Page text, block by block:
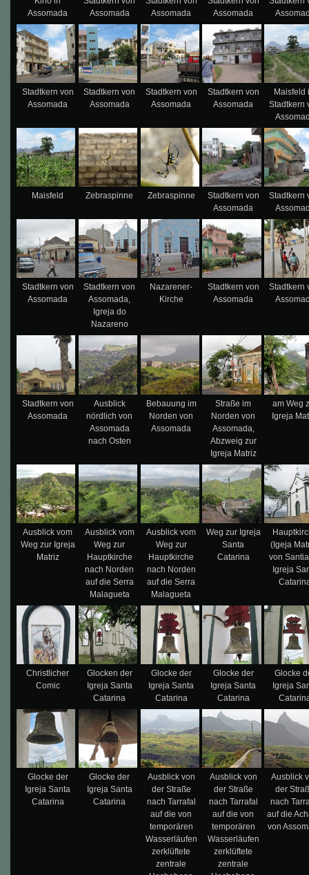
Assomada
Assomada
Assomada
Assomada
Stadtkern von
Assomada
Stadtkern von
Assomada
Stadtkern von
Assomada
Stadtkern von
Assomada
Maisfeld
Stadtkern
Maisfeld Zebraspinne Zebraspinne
Stadtkern von
Assomada
Stadtkern
Stadtkern von
Assomada
Stadtkern von
Assomada,
Igreja do
Nazareno
Nazarener-
Kirche
Stadtkern von
Assomada
Stadtkern
Stadtkern von
Assomada
Ausblick
nördlich von
Assomada
nach Osten
Bebauung im
Norden von
Assomada
Straße im
Norden von
Assomada,
Abzweig zur
Igreja Matriz
am Weg
Igreja
Ausblick vom
Weg zur Igreja
Matriz
Ausblick vom
Weg zur
Hauptkirche
nach Norden
auf die Serra
Malagueta
Ausblick vom
Weg zur
Hauptkirche
nach Norden
auf die Serra
Malagueta
Weg zur Igreja
Santa
Catarina
(Igeja
von
Igreja
Christlicher
Comic
Glocken der
Igreja Santa
Catarina
Glocke der
Igreja Santa
Catarina
Glocke der
Igreja Santa
Catarina
Glocke
Igreja
Glocke der
Igreja Santa
Catarina
Glocke der
Igreja Santa
Catarina
Ausblick von
der Straße
nach Tarrafal
auf die von
temporären
Wasserläufen
zerklüftete
zentrale
Ausblick von
der Straße
nach Tarrafal
auf die von
temporären
Wasserläufen
zerklüftete
zentrale
Ausblick
der
nach
auf die
von